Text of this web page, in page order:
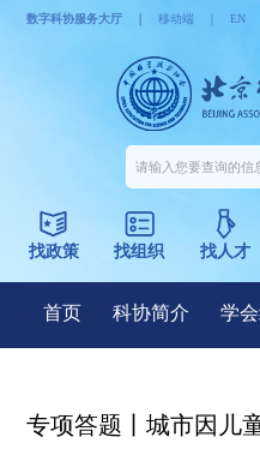
专项答题丨城市因儿